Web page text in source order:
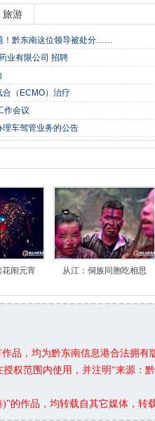
旅游
！黔东南这位领导被处分……
业有限公司 招聘
（ECMO）治疗
作会议
车驾管业务的公告
闹元宵 从江：侗族同胞吃相思
品，均为黔东南信息港合法拥
权范围内使用，并注明“来源：
的作品，均转载自其它媒体，